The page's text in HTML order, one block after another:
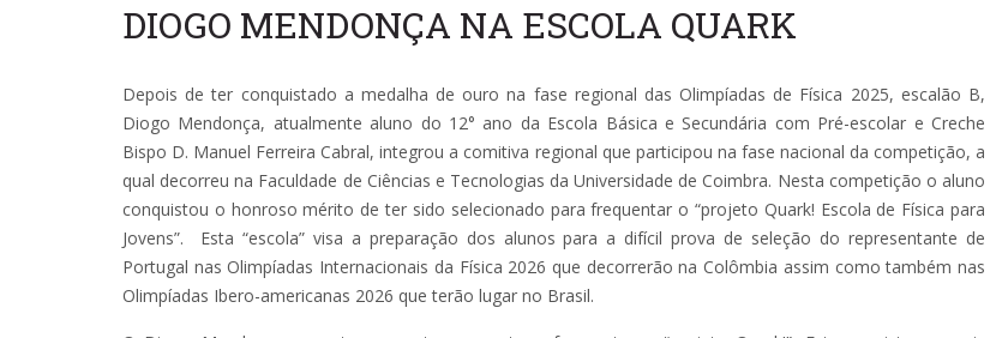
DIOGO MENDONÇA NA ESCOLA QUARK
Depois de ter conquistado a medalha de ouro na fase regional das Olimpíadas de Física 2025, escalão B,
Diogo Mendonça, atualmente aluno do 12° ano da Escola Básica e Secundária com Pré-escolar e Creche
Bispo D. Manuel Ferreira Cabral, integrou a comitiva regional que participou na fase nacional da competição, a
qual decorreu na Faculdade de Ciências e Tecnologias da Universidade de Coimbra. Nesta competição o aluno
conquistou o honroso mérito de ter sido selecionado para frequentar o “projeto Quark! Escola de Física para
Jovens”. Esta “escola” visa a preparação dos alunos para a difícil prova de seleção do representante de
Portugal nas Olimpíadas Internacionais da Física 2026 que decorrerão na Colômbia assim como também nas
Olimpíadas Ibero-americanas 2026 que terão lugar no Brasil.